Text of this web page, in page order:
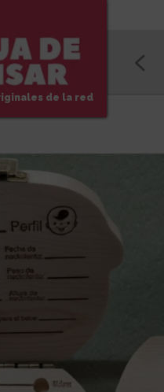
de la red